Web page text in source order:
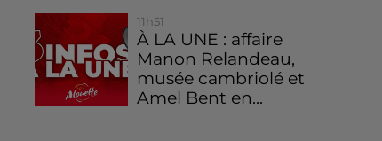
11h51
À LA UNE : affaire
Manon Relandeau,
musée cambriolé et
Amel Bent en...